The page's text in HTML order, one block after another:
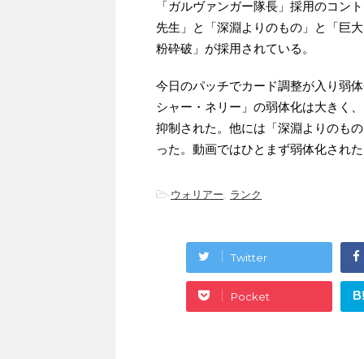
「ガルヴァンガー隊長」採用のコン
先生」と「深淵よりのもの」と「巨
粉砕破」が採用されている。
今日のパッチでカード調整が入り弱
シャー・ネリー」の弱体化は大きく
抑制された。他には「深淵よりのも
った。動画ではひとまず弱体化され
-ウォリアー, ランク
Twitter
Pocket